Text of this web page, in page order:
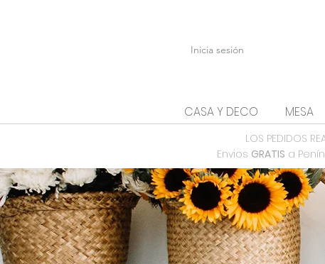
Inicia sesión
CASA Y DECO MESA
LOS PEDIDOS
Envios GRATIS a